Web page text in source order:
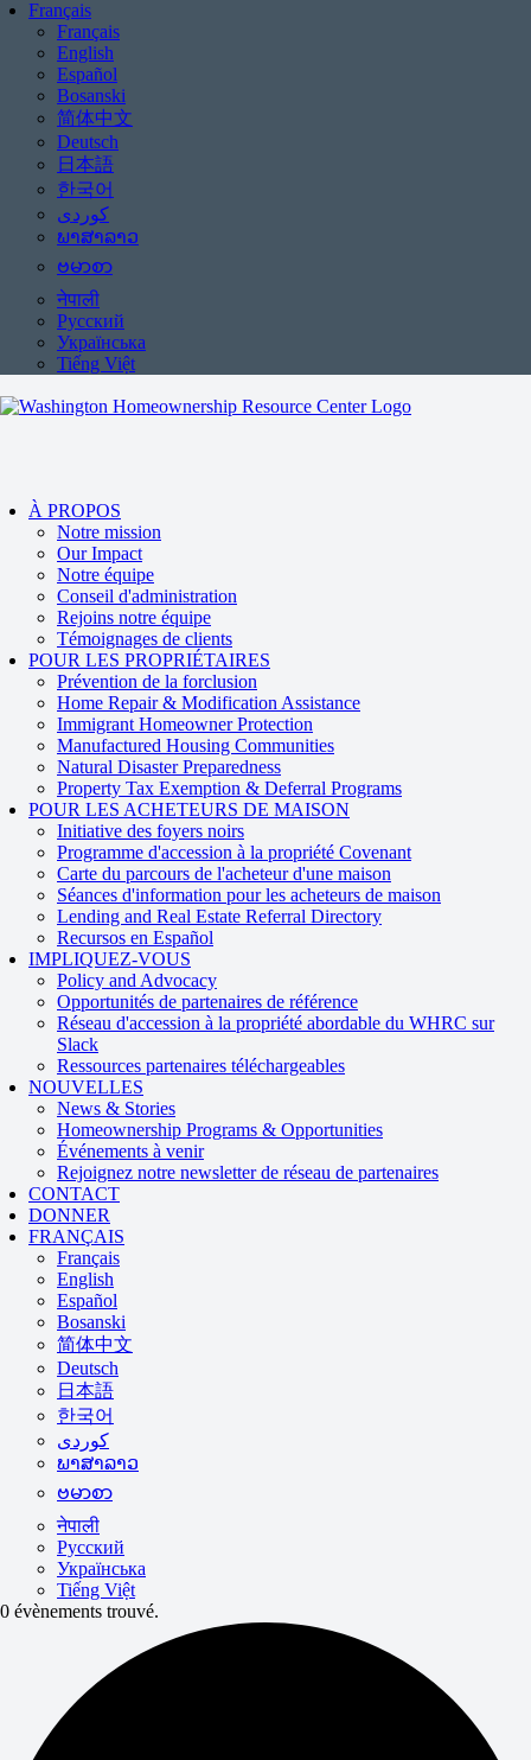
Français
Français
English
Español
Bosanski
简体中文
Deutsch
日本語
한국어
ພາສາລາວ
ဗမာစာ
नेपाली
Русский
Українська
Tiếng Việt
À PROPOS
Notre mission
Our Impact
Notre équipe
Conseil d'administration
Rejoins notre équipe
Témoignages de clients
POUR LES PROPRIÉTAIRES
Prévention de la forclusion
Home Repair & Modification Assistance
Immigrant Homeowner Protection
Manufactured Housing Communities
Natural Disaster Preparedness
Property Tax Exemption & Deferral Programs
POUR LES ACHETEURS DE MAISON
Initiative des foyers noirs
Programme d'accession à la propriété Covenant
Carte du parcours de l'acheteur d'une maison
Séances d'information pour les acheteurs de maison
Lending and Real Estate Referral Directory
Recursos en Español
IMPLIQUEZ-VOUS
Policy and Advocacy
Opportunités de partenaires de référence
Réseau d'accession à la propriété abordable du WHRC sur
Slack
Ressources partenaires téléchargeables
NOUVELLES
News & Stories
Homeownership Programs & Opportunities
Événements à venir
Rejoignez notre newsletter de réseau de partenaires
CONTACT
DONNER
FRANÇAIS
Français
English
Español
Bosanski
简体中文
Deutsch
日本語
한국어
ພາສາລາວ
ဗမာစာ
नेपाली
Русский
Українська
Tiếng Việt
0 évènements trouvé.